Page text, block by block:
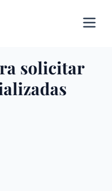
solicitar